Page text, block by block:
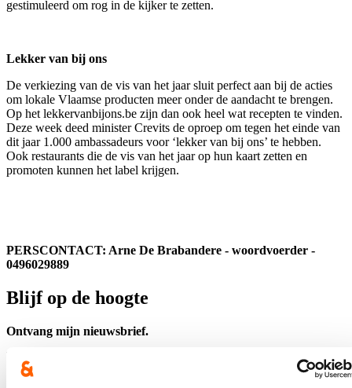
gestimuleerd om rog in de kijker te zetten.
Lekker van bij ons
De verkiezing van de vis van het jaar sluit perfect aan bij de acties
om lokale Vlaamse producten meer onder de aandacht te brengen.
Op het lekkervanbijons.be zijn dan ook heel wat recepten te vinden.
Deze week deed minister Crevits de oproep om tegen het einde van
dit jaar 1.000 ambassadeurs voor ‘lekker van bij ons’ te hebben.
Ook restaurants die de vis van het jaar op hun kaart zetten en
promoten kunnen het label krijgen.
PERSCONTACT: Arne De Brabandere - woordvoerder -
0496029889
Blijf op de hoogte
Ontvang mijn nieuwsbrief.